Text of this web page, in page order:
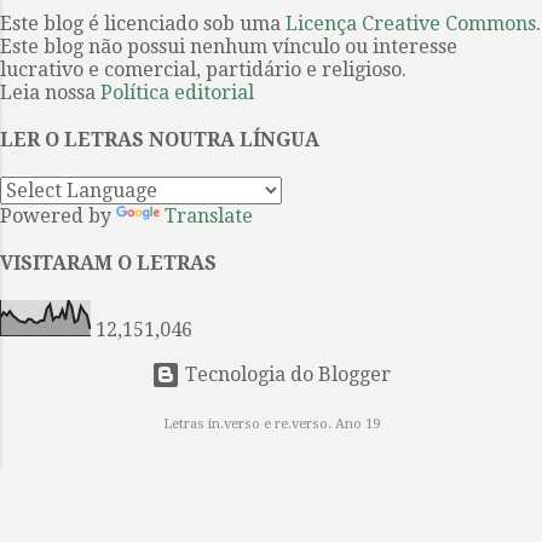
sobre uma obra de Agatha Christie
a ser produzido int...
templos dos deuses apelando ao
culto. Um estremecimento
percorreu o infinito mundo das
encheram-se de lágrimas.
INTERMINÁVEL AMOR Parece-me
que te amei de inúmeras maneiras,
inúmeras vezes, Na vida após vida,
em eras após eras eternamente. O
voltou a fazer o colar das canções
Que tomaste como uma pre...
Este blog é licenciado sob uma Licença Creative Commons.
Este blog não possui nenhum vínculo ou interesse
lucrativo e comercial, partidário e religioso.
Leia nossa Política editorial
LER O LETRAS NOUTRA LÍNGUA
Powered by Translate
VISITARAM O LETRAS
12,151,046
Tecnologia do Blogger
Letras in.verso e re.verso. Ano 19